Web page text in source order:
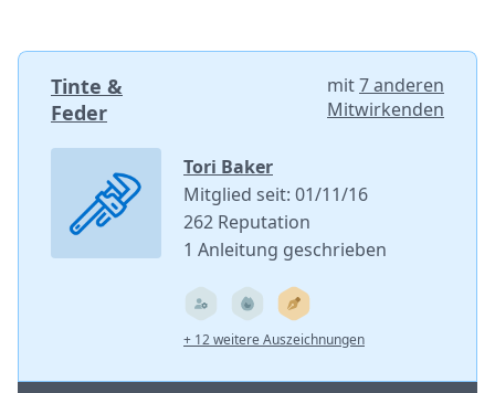
Tinte &
Feder
mit7 anderen
Mitwirkenden
Tori Baker
Mitglied seit: 01/11/16
262 Reputation
1 Anleitung geschrieben
+ 12 weitere Auszeichnungen